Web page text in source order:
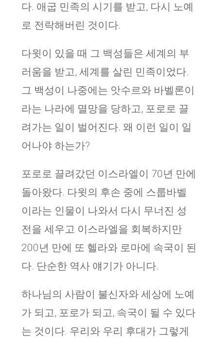
다. 애굽 민족의 시기를 받고, 다시 노예
로 전락해버린 것이다.
다윗이 있을 때 그 백성들은 세계의 부
러움을 받고, 세계를 살린 민족이었다.
그 백성이 나중에는 앗수르와 바벨론이
라는 나라에 멸망을 당하고, 포로로 끌
려가는 일이 벌어진다. 왜 이런 일이 일
어나야 하는가?
포로로 끌려갔던 이스라엘이 70년 만에
돌아왔다. 다윗의 후손 중에 스룹바벨
이라는 인물이 나와서 다시 무너진 성
전을 세우고 이스라엘을 회복하지만
200년 만에 또 헬라와 로마에 속국이 된
다. 단순한 역사 얘기가 아니다.
하나님의 사람이 불신자와 세상에 노예
가 되고, 포로가 되고, 속국이 될 수 있다
는 것이다. 우리와 우리 후대가 그렇게